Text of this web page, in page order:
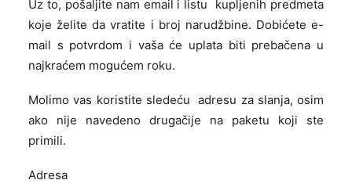
Uz to, pošaljite nam email i listu kupljenih predmeta
koje želite da vratite i broj narudžbine. Dobićete e-
mail s potvrdom i vaša će uplata biti prebačena u
najkraćem mogućem roku.
Molimo vas koristite sledeću adresu za slanja, osim
ako nije navedeno drugačije na paketu koji ste
primili.
Adresa